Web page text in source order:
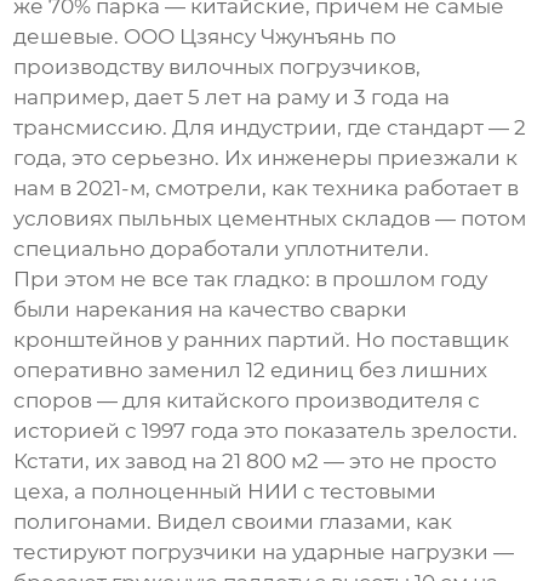
же 70% парка — китайские, причем не самые
дешевые. ООО Цзянсу Чжунъянь по
производству вилочных погрузчиков,
например, дает 5 лет на раму и 3 года на
трансмиссию. Для индустрии, где стандарт — 2
года, это серьезно. Их инженеры приезжали к
нам в 2021-м, смотрели, как техника работает в
условиях пыльных цементных складов — потом
специально доработали уплотнители.
При этом не все так гладко: в прошлом году
были нарекания на качество сварки
кронштейнов у ранних партий. Но поставщик
оперативно заменил 12 единиц без лишних
споров — для китайского производителя с
историей с 1997 года это показатель зрелости.
Кстати, их завод на 21 800 м2 — это не просто
цеха, а полноценный НИИ с тестовыми
полигонами. Видел своими глазами, как
тестируют погрузчики на ударные нагрузки —